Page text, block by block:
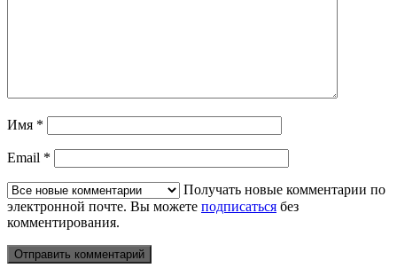
Имя *
Email *
Получать новые комментарии по
электронной почте. Вы можете подписаться без
комментирования.